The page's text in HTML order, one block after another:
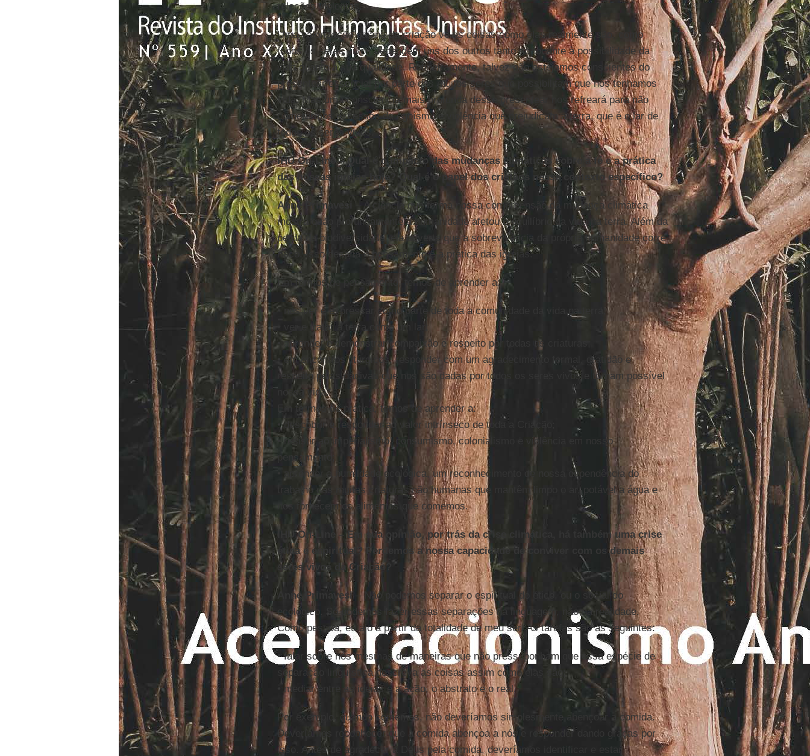
relações violentas.
Uma valorização gaiana da criação vê as coisas como elas realmente são, como
todos os seres vivos dependem uns dos outros tanto no tocante à possibilidade da
vida quanto à sua qualidade. Rotineiramente, talvez não estejamos conscientes do
presentear essencial por parte dos muitos seres que possibilitam que nós tenhamos
vida. Mas uma consciência mais profunda desse presentear nos refreará para não
cometermos excessos de egoísmo e violência que prejudicam a terra, que é o lar de
todos os seres vivos.
IHU On-Line – Qual é o impacto das mudanças climáticas sobre a fé e a prática
das nossas igrejas hoje? Qual é o papel dos cristãos nesse contexto específico?
Anne Primavesi
– A ciência que forma nossa compreensão da mudança climática
mostra quão profundamente a humanidade afetou o equilíbrio da vida na terra. Além da
perda da biodiversidade, ela adverte que a sobrevivência da própria humanidade corre
risco. Isso desafia o pensamento e a prática das igrejas.
Em termos de pensamento, temos de aprender a:
• nos ver e expressar como parte de toda a comunidade da vida na terra;
• ver e tratar a terra como um lar;
• aprender e demonstrar compaixão e respeito por todas as criaturas;
• em encontros litúrgicos, responder com um agradecimento formal, gratidão e
respeito pelas dádivas que nos são dadas por todos os seres vivos e tornam possível
nossa vida.
Em termos de prática, temos de aprender a:
• descobrir e responder ao valor intrínseco de toda a Criação;
• resistir ao imperialismo, consumismo, colonialismo e violência em nosso
pensamento;
• aprender a humildade ecológica, um reconhecimento de nossa dependência do
trabalho das muitas criaturas não humanas que mantêm limpo o ar, potável a água e
nos fornecem os alimentos que comemos.
IHU On-Line – Em sua opinião, por trás da crise climática, há também uma crise
ética e espiritual? Perdemos a nossa capacidade de conviver com os demais
seres vivos da Criação?
Anne Primavesi– Não podemos separar o espiritual do ético, ou o social do
ecológico. Só podemos fazer essas separações na linguagem, não na realidade.
Como pessoa, eu ajo a partir da totalidade de meu ser. As tarefas são as seguintes:
• falar sobre nós mesmas de maneiras que não pressuponham que essa espécie de
separação linguística descreva as coisas assim como elas são;
• mediar entre as ideias e a ação, o abstrato e o real.
Por exemplo, quando comemos, não deveríamos simplesmente abençoar a comida.
Deveríamos reconhecer que a comida abençoa a nós e responder dando graças por
isso. Antes de agradecer a Deus pela comida, deveríamos identificar e estar